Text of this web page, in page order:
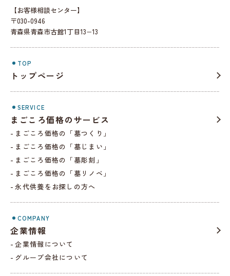
【お客様相談センター】
〒030-0946
青森県青森市古館1丁目13−13
TOP
トップページ
SERVICE
まごころ価格のサービス
まごころ価格の「墓つくり」
まごころ価格の「墓じまい」
まごころ価格の「墓彫刻」
まごころ価格の「墓リノベ」
永代供養をお探しの方へ
COMPANY
企業情報
企業情報について
グループ会社について